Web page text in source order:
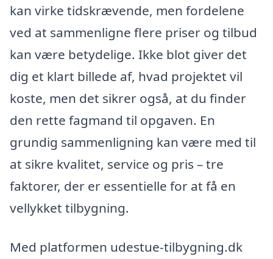
kan virke tidskrævende, men fordelene
ved at sammenligne flere priser og tilbud
kan være betydelige. Ikke blot giver det
dig et klart billede af, hvad projektet vil
koste, men det sikrer også, at du finder
den rette fagmand til opgaven. En
grundig sammenligning kan være med til
at sikre kvalitet, service og pris – tre
faktorer, der er essentielle for at få en
vellykket tilbygning.
Med platformen udestue-tilbygning.dk